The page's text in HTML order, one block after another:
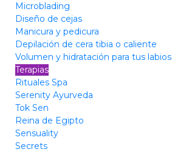
Microblading
Diseño de cejas
Manicura y pedicura
Depilación de cera tibia o caliente
Volumen y hidratación para tus labios
Terapias
Rituales Spa
Serenity Ayurveda
Tok Sen
Reina de Egipto
Sensuality
Secrets